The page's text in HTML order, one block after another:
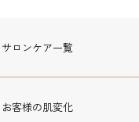
サロンケア一覧
お客様の肌変化